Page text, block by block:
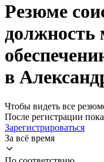
Резюме
должность
в
Чтобы видеть все
После регистрации
Зарегистрироваться
За всё время